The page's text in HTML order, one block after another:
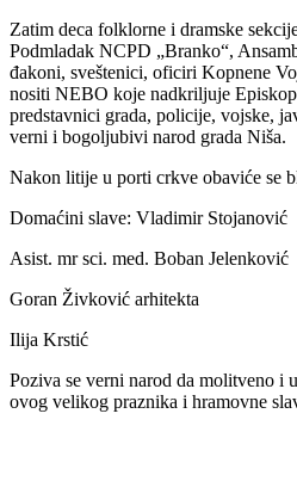
Zatim deca folklorne i dramske
Podmladak NCPD „Branko“,
đakoni, sveštenici, oficiri Kopnene
nositi NEBO koje nadkriljuje
predstavnici grada, policije, vojske,
verni i bogoljubivi narod grada Niša.
Nakon litije u porti crkve obaviće se
Domaćini slave: Vladimir Stojanović
Asist. mr sci. med. Boban Jelenković
Goran Živković arhitekta
Ilija Krstić
Poziva se verni narod da molitveno i
ovog velikog praznika i hramovne